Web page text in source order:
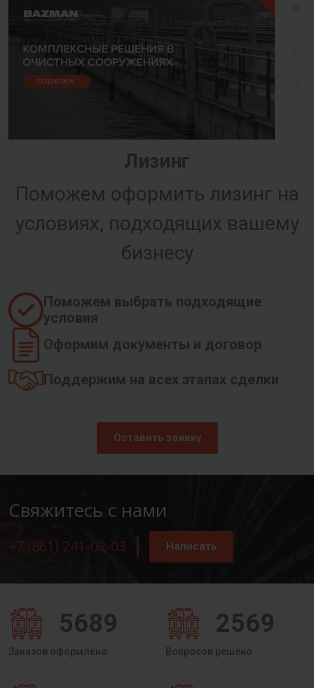
Лизинг
Поможем оформить лизинг на
условиях, подходящих вашему
бизнесу
Поможем выбрать подходящие
условия
Оформим документы и договор
Поддержим на всех этапах сделки
Оставить заявку
Свяжитесь с нами
+7 (861) 241-02-03 Написать
5689
Заказов оформлено
2569
Вопросов решено